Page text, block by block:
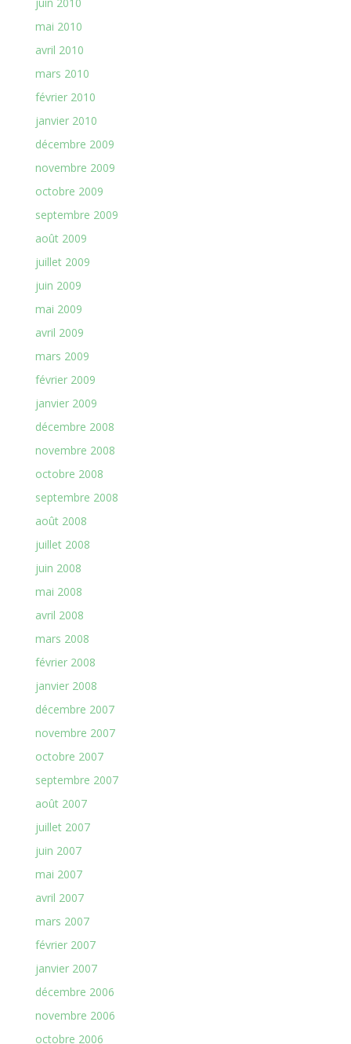
mai 2010
avril 2010
mars 2010
février 2010
janvier 2010
décembre 2009
novembre 2009
octobre 2009
septembre 2009
août 2009
juillet 2009
juin 2009
mai 2009
avril 2009
mars 2009
février 2009
janvier 2009
décembre 2008
novembre 2008
octobre 2008
septembre 2008
août 2008
juillet 2008
juin 2008
mai 2008
avril 2008
mars 2008
février 2008
janvier 2008
décembre 2007
novembre 2007
octobre 2007
septembre 2007
août 2007
juillet 2007
juin 2007
mai 2007
avril 2007
mars 2007
février 2007
janvier 2007
décembre 2006
novembre 2006
octobre 2006